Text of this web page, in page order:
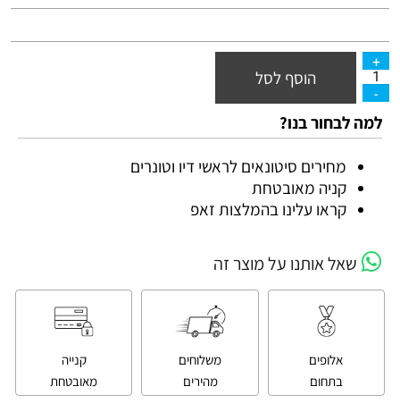
הוסף לסל
למה לבחור בנו?
מחירים סיטונאים לראשי דיו וטונרים
קניה מאובטחת
קראו עלינו בהמלצות זאפ
שאל אותנו על מוצר זה
אלופים
בתחום
משלוחים
מהירים
קנייה
מאובטחת